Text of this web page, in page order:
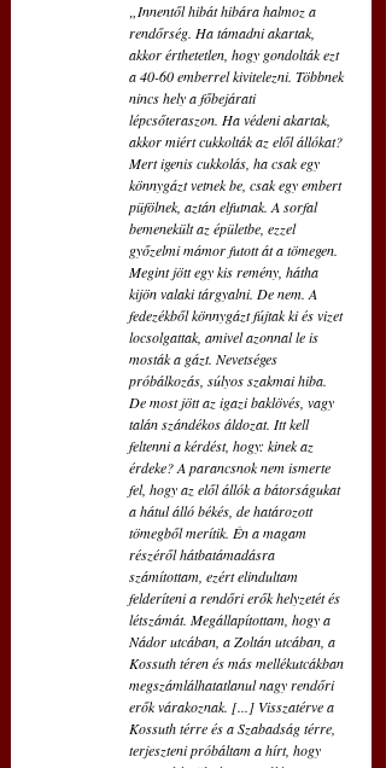
„Innentől hibát hibára halmoz a
rendőrség. Ha támadni akartak,
akkor érthetetlen, hogy gondolták ezt
a 40-60 emberrel kivitelezni. Többnek
nincs hely a főbejárati
lépcsőteraszon. Ha védeni akartak,
akkor miért cukkolták az elől állókat?
Mert igenis cukkolás, ha csak egy
könnygázt vetnek be, csak egy embert
püfölnek, aztán elfutnak. A sorfal
bemenekült az épületbe, ezzel
győzelmi mámor futott át a tömegen.
Megint jött egy kis remény, hátha
kijön valaki tárgyalni. De nem. A
fedezékből könnygázt fújtak ki és vizet
locsolgattak, amivel azonnal le is
mosták a gázt. Nevetséges
próbálkozás, súlyos szakmai hiba.
De most jött az igazi baklövés, vagy
talán szándékos áldozat. Itt kell
feltenni a kérdést, hogy: kinek az
érdeke? A parancsnok nem ismerte
fel, hogy az elől állók a bátorságukat
a hátul álló békés, de határozott
tömegből merítik. Én a magam
részéről hátbatámadásra
számítottam, ezért elindultam
felderíteni a rendőri erők helyzetét és
létszámát. Megállapítottam, hogy a
Nádor utcában, a Zoltán utcában, a
Kossuth téren és más mellékutcákban
megszámlálhatatlanul nagy rendőri
erők várakoznak. [...] Visszatérve a
Kossuth térre és a Szabadság térre,
terjeszteni próbáltam a hírt, hogy